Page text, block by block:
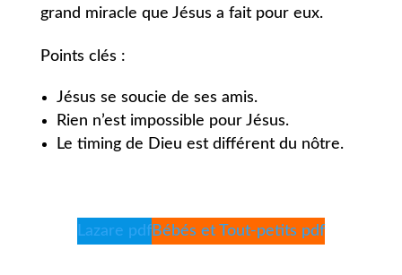
grand miracle que Jésus a fait pour eux.
Points clés :
Jésus se soucie de ses amis.
Rien n’est impossible pour Jésus.
Le timing de Dieu est différent du nôtre.
Lazare pdfBébés et Tout-petits pdf